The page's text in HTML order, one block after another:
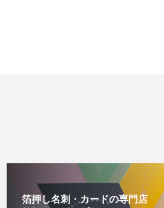
箔押し名刺・カードの専門店